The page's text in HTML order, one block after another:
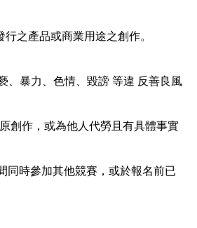
之產品或商業用途之創作。
、暴力、色情、毀謗 等違 反善良風
創作，或為他人代勞且有具體事實
同時參加其他競賽，或於報名前已